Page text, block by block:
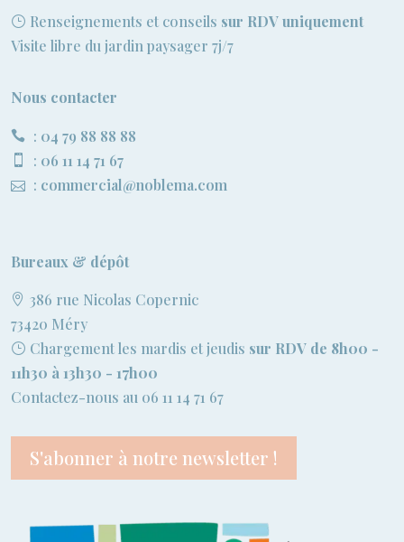
Renseignements et conseils sur RDV uniquement
Visite libre du jardin paysager 7j/7
Nous contacter
: 04 79 88 88 88
: 06 11 14 71 67
: commercial@noblema.com
Bureaux & dépôt
386 rue Nicolas Copernic
73420 Méry
Chargement les mardis et jeudis sur RDV de 8h00 -
11h30 à 13h30 - 17h00
Contactez-nous au 06 11 14 71 67
S'abonner à notre newsletter !